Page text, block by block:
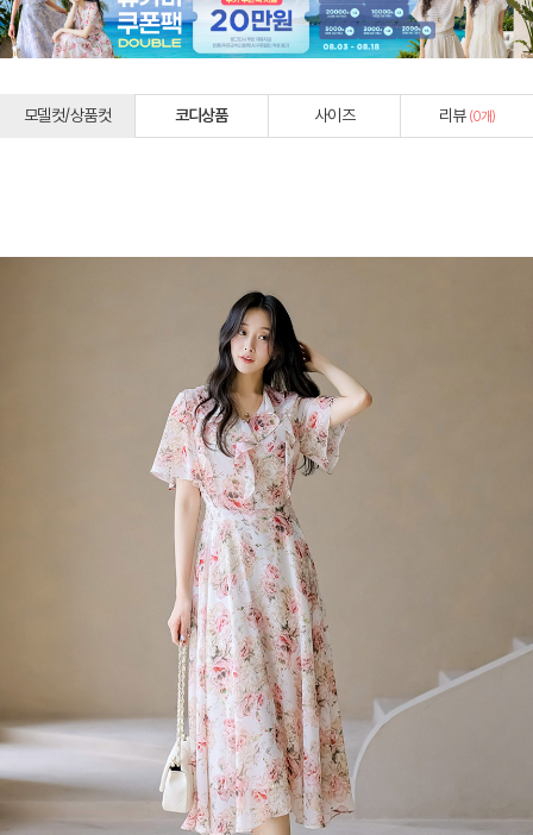
모델컷/상품컷 코디상품 사이즈 리뷰 (0개)